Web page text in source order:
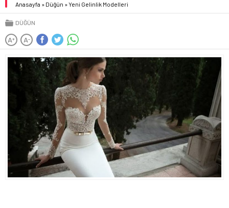
Anasayfa » Düğün »Yeni Gelinlik Modelleri
DÜĞÜN
A+ A-